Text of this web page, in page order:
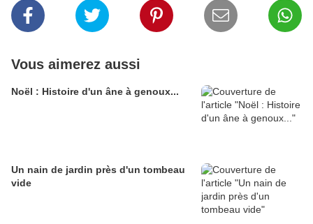
Vous aimerez aussi
Noël : Histoire d'un âne à genoux...
Un nain de jardin près d'un tombeau
vide